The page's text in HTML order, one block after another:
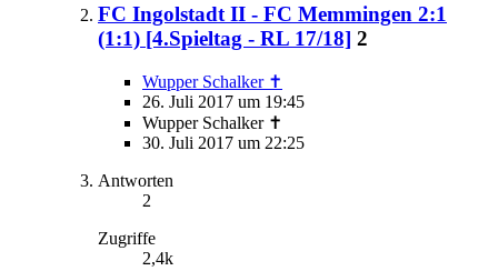
FC Ingolstadt II - FC Memmingen 2:1
(1:1) [4.Spieltag - RL 17/18] 2
Wupper Schalker ✝
26. Juli 2017 um 19:45
Wupper Schalker ✝
30. Juli 2017 um 22:25
Antworten
2
Zugriffe
2,4k